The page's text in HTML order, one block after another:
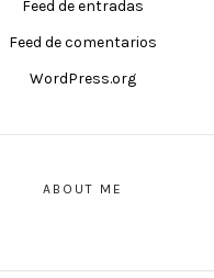
Feed de entradas
Feed de comentarios
WordPress.org
ABOUT ME